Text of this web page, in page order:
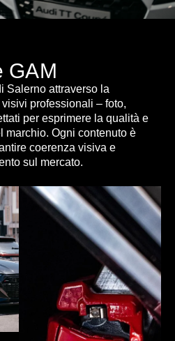
GAM
Salerno attraverso la
professionali – foto,
per esprimere la qualità e
marchio. Ogni contenuto è
coerenza visiva e
sul mercato.